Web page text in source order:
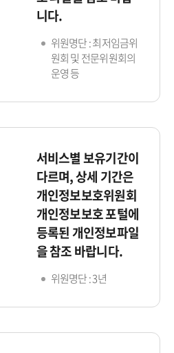
니다.
위원명단 : 최저임금위
원회 및 전문위원회의
운영 등
서비스별 보유기간이
다르며, 상세 기간은
개인정보보호위원회
개인정보보호 포털에
등록된 개인정보파일
을 참조 바랍니다.
위원명단 : 3년